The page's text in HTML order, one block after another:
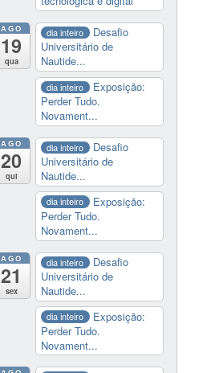
AGO
19
qua
dia inteiro
Desafio
Universitário de
Nautide...
dia inteiro
Exposição:
Perder Tudo.
Novament...
AGO
20
qui
dia inteiro
Desafio
Universitário de
Nautide...
dia inteiro
Exposição:
Perder Tudo.
Novament...
AGO
21
sex
dia inteiro
Desafio
Universitário de
Nautide...
dia inteiro
Exposição:
Perder Tudo.
Novament...